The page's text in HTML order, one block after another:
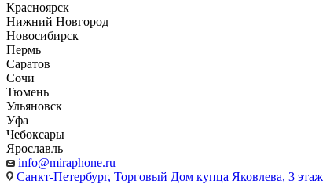
Красноярск
Нижний Новгород
Новосибирск
Пермь
Саратов
Сочи
Тюмень
Ульяновск
Уфа
Чебоксары
Ярославль
info@miraphone.ru
Санкт-Петербург, Торговый Дом купца Яковлева, 3